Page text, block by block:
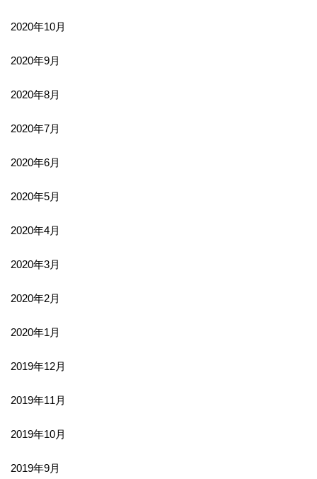
2020年10月
2020年9月
2020年8月
2020年7月
2020年6月
2020年5月
2020年4月
2020年3月
2020年2月
2020年1月
2019年12月
2019年11月
2019年10月
2019年9月